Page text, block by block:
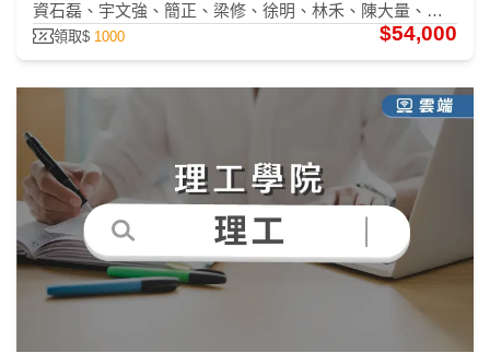
資石磊、宇文強、簡正、梁修、徐明、林禾、陳大量、振
皓、蔡力等、劉逸、張逸、潘奕、洪瑄、林碩、張璇、張
翔、王強、林緯、周易，助您考上第一志願。
領取$ 1000 $54,000